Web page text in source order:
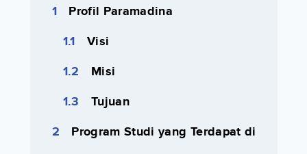
Profil Paramadina
Visi
Misi
Tujuan
Program Studi yang Terdapat di